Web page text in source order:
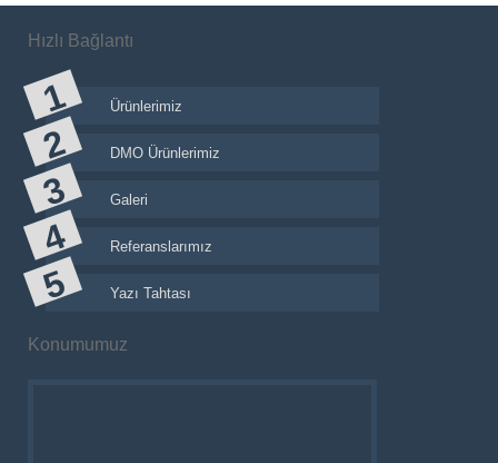
Hızlı Bağlantı
Ürünlerimiz
DMO Ürünlerimiz
Galeri
Referanslarımız
Yazı Tahtası
Konumumuz